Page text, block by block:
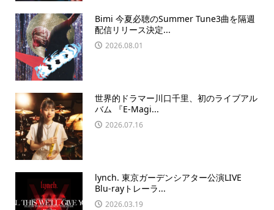
Bimi 今夏必聴のSummer Tune3曲を隔週
配信リリース決定...
2026.08.01
世界的ドラマー川口千里、初のライブアル
バム 『E-Magi...
2026.07.16
lynch. 東京ガーデンシアター公演LIVE
Blu-rayトレーラ...
2026.03.19